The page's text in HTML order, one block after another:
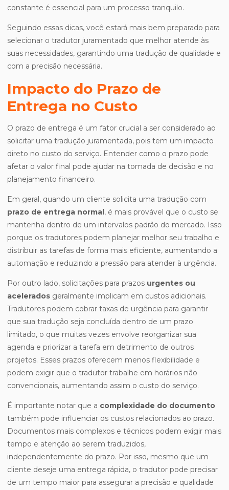
constante é essencial para um processo tranquilo.
Seguindo essas dicas, você estará mais bem preparado para
selecionar o tradutor juramentado que melhor atende às
suas necessidades, garantindo uma tradução de qualidade e
com a precisão necessária.
Impacto do Prazo de
Entrega no Custo
O prazo de entrega é um fator crucial a ser considerado ao
solicitar uma tradução juramentada, pois tem um impacto
direto no custo do serviço. Entender como o prazo pode
afetar o valor final pode ajudar na tomada de decisão e no
planejamento financeiro.
Em geral, quando um cliente solicita uma tradução com
prazo de entrega normal, é mais provável que o custo se
mantenha dentro de um intervalos padrão do mercado. Isso
porque os tradutores podem planejar melhor seu trabalho e
distribuir as tarefas de forma mais eficiente, aumentando a
automação e reduzindo a pressão para atender à urgência.
Por outro lado, solicitações para prazos urgentes ou
acelerados geralmente implicam em custos adicionais.
Tradutores podem cobrar taxas de urgência para garantir
que sua tradução seja concluída dentro de um prazo
limitado, o que muitas vezes envolve reorganizar sua
agenda e priorizar a tarefa em detrimento de outros
projetos. Esses prazos oferecem menos flexibilidade e
podem exigir que o tradutor trabalhe em horários não
convencionais, aumentando assim o custo do serviço.
É importante notar que a complexidade do documento
também pode influenciar os custos relacionados ao prazo.
Documentos mais complexos e técnicos podem exigir mais
tempo e atenção ao serem traduzidos,
independentemente do prazo. Por isso, mesmo que um
cliente deseje uma entrega rápida, o tradutor pode precisar
de um tempo maior para assegurar a precisão e qualidade